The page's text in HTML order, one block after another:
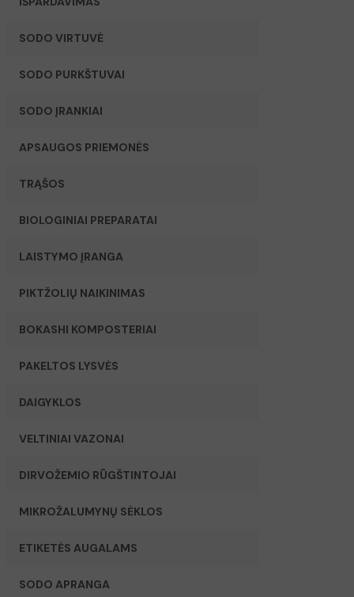
SODO VIRTUVĖ
SODO PURKŠTUVAI
SODO ĮRANKIAI
APSAUGOS PRIEMONĖS
TRĄŠOS
BIOLOGINIAI PREPARATAI
LAISTYMO ĮRANGA
PIKTŽOLIŲ NAIKINIMAS
BOKASHI KOMPOSTERIAI
PAKELTOS LYSVĖS
DAIGYKLOS
VELTINIAI VAZONAI
DIRVOŽEMIO RŪGŠTINTOJAI
MIKROŽALUMYNŲ SĖKLOS
ETIKETĖS AUGALAMS
SODO APRANGA